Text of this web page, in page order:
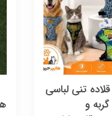
تنی لباسی
و